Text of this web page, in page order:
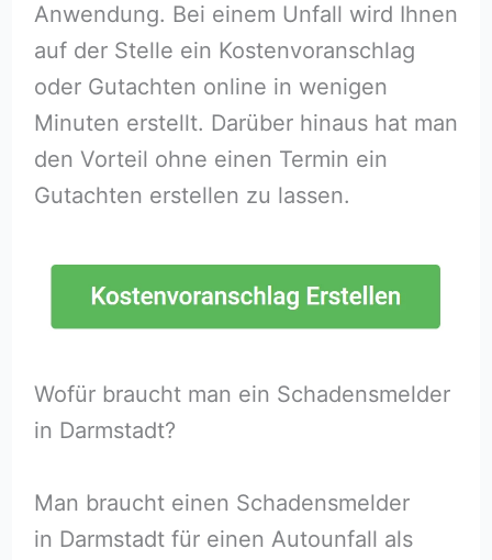
Anwendung. Bei einem Unfall wird Ihnen
auf der Stelle ein Kostenvoranschlag
oder Gutachten online in wenigen
Minuten erstellt. Darüber hinaus hat man
den Vorteil ohne einen Termin ein
Gutachten erstellen zu lassen.
Wofür braucht man ein Schadensmelder
in Darmstadt?
Man braucht einen Schadensmelder
in Darmstadt für einen Autounfall als